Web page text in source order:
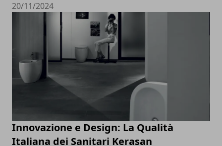
20/11/2024
Innovazione e Design: La Qualità
Italiana dei Sanitari Kerasan